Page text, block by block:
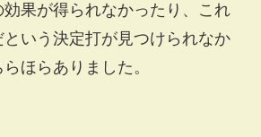
効果が得られなかったり、これ
という決定打が見つけられなか
ほらありました。